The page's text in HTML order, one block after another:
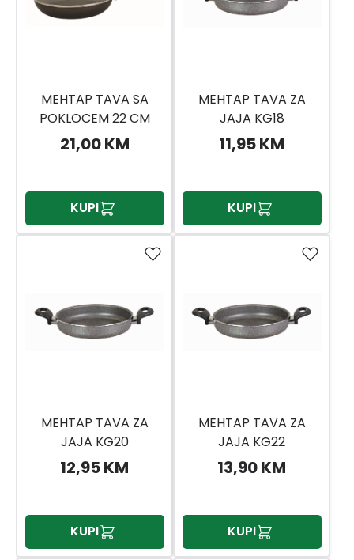
MEHTAP TAVA SA
POKLOCEM 22 CM
21,00 KM
KUPI
MEHTAP TAVA ZA
JAJA KG18
11,95 KM
KUPI
MEHTAP TAVA ZA
JAJA KG20
12,95 KM
KUPI
MEHTAP TAVA ZA
JAJA KG22
13,90 KM
KUPI